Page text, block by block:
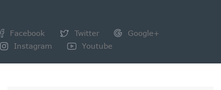
Facebook Twitter
Google+
Instagram
Youtube